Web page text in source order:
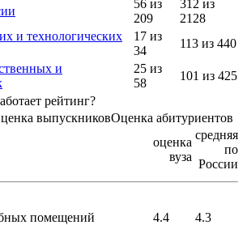
56 из
209
312 из
2128
и технологических
17 из
34
113 из 440
и
25 из
58
101 из 425
рейтинг?
выпускниковОценка абитуриентов
оценка
вуза
средняя
по
России
помещений
4.4
4.3